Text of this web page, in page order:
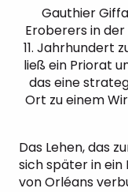
Gauthier
Eroberers in
11. Jahrhundert
ließ ein Priorat
das eine
Ort zu einem
Das Lehen, das
sich später in ein
von Orléans